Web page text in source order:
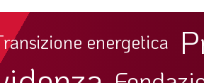
energetica